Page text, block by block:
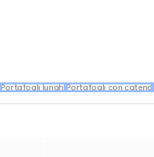
Portafogli lunghi Portafogli con catena